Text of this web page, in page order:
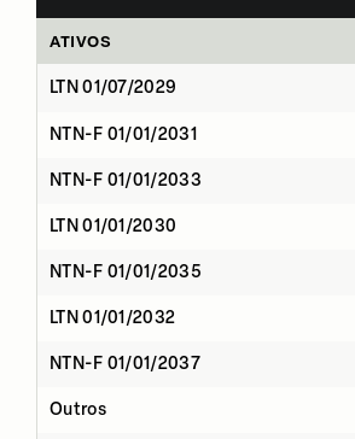
ATIVOS
LTN 01/07/2029
NTN-F 01/01/2031
NTN-F 01/01/2033
LTN 01/01/2030
NTN-F 01/01/2035
LTN 01/01/2032
NTN-F 01/01/2037
Outros